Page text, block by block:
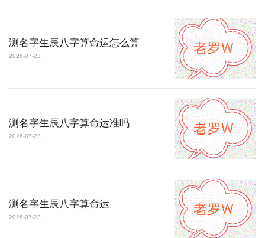
测名字生辰八字算命运怎么算
2026-07-23
测名字生辰八字算命运准吗
2026-07-23
测名字生辰八字算命运
2026-07-23